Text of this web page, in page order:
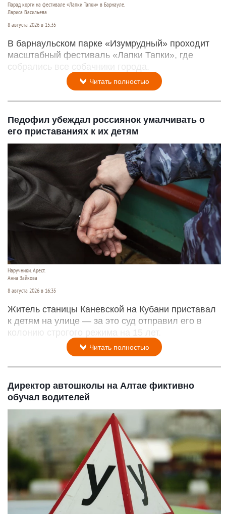
Парад корги на фестивале «Лапки Тапки» в Барнауле.
Лариса Васильева
8 августа 2026 в 15:35
В барнаульском парке «Изумрудный» проходит
масштабный фестиваль «Лапки Тапки», где
собрались все собачники города.
Читать полностью
Педофил убеждал россиянок умалчивать о
его приставаниях к их детям
Наручники. Арест.
Анна Зайкова
8 августа 2026 в 16:35
Житель станицы Каневской на Кубани приставал
к детям на улице — за это суд отправил его в
колонию строгого режима на 15 лет.
Читать полностью
Директор автошколы на Алтае фиктивно
обучал водителей